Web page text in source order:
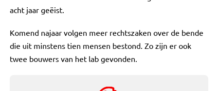
acht jaar geëist.
Komend najaar volgen meer rechtszaken over de bende
die uit minstens tien mensen bestond. Zo zijn er ook
twee bouwers van het lab gevonden.